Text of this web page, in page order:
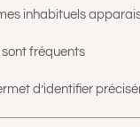
inhabituels
sont fréquents
d’identifier